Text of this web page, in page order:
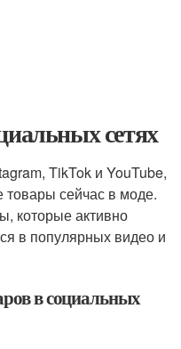
сетях
TikTok и YouTube,
товары сейчас в моде.
которые активно
в популярных видео и
в социальных